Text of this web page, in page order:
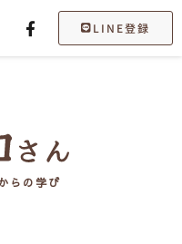
LINE登録
らの学び